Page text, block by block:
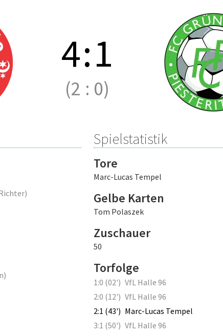
4:1
(2 : 0)
)
)
Spielstatistik
Tore
Marc-Lucas Tempel
Gelbe Karten
Tom Polaszek
Zuschauer
50
Torfolge
1:0 (02') VfL Halle 96
2:0 (12') VfL Halle 96
2:1 (43') Marc-Lucas Tempel
3:1 (50') VfL Halle 96